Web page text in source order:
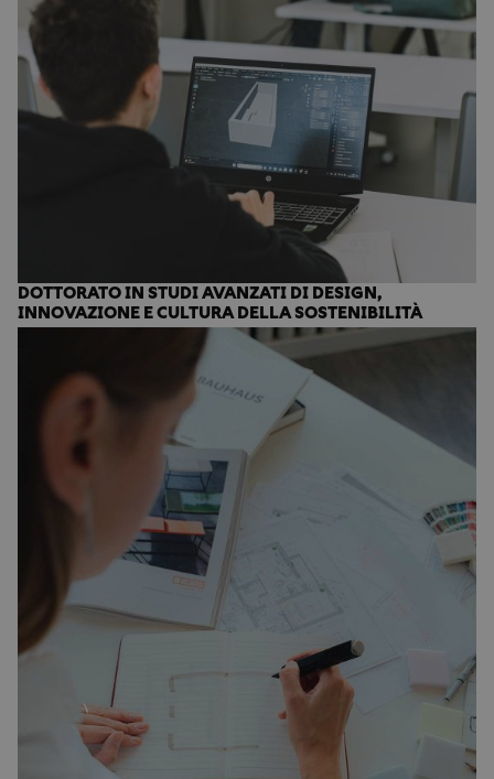
DOTTORATO IN STUDI AVANZATI DI DESIGN,
INNOVAZIONE E CULTURA DELLA SOSTENIBILITÀ